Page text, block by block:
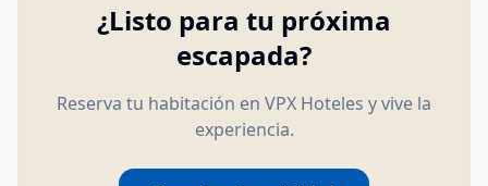
¿Listo para tu próxima
escapada?
Reserva tu habitación en VPX Hoteles y vive la
experiencia.